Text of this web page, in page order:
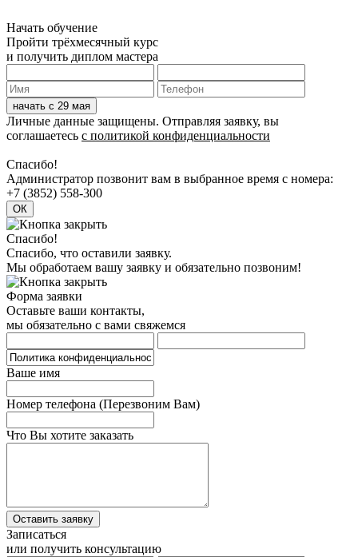
Начать обучение
Пройти трёхмесячный курс
и получить диплом мастера
Личные данные защищены. Отправляя заявку, вы
соглашаетесь с политикой конфиденциальности
Спасибо!
Админиcтратор позвонит вам в выбранное время с номера:
+7 (3852) 558-300
Спасибо!
Спасибо, что оставили заявку.
Мы обработаем вашу заявку и обязательно позвоним!
Форма заявки
Оставьте ваши контакты,
мы обязательно с вами свяжемся
Ваше имя
Номер телефона (Перезвоним Вам)
Что Вы хотите заказать
Записаться
или получить консультацию